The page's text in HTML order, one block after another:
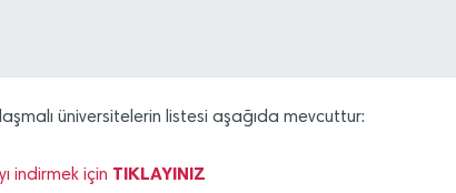
üniversitelerin listesi aşağıda mevcuttur:
indirmek için TIKLAYINIZ